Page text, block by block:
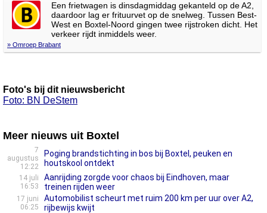
Een frietwagen is dinsdagmiddag gekanteld op de A2,
daardoor lag er frituurvet op de snelweg. Tussen Best-
West en Boxtel-Noord gingen twee rijstroken dicht. Het
verkeer rijdt inmiddels weer.
» Omroep Brabant
Foto's bij dit nieuwsbericht
Foto: BN DeStem
Meer nieuws uit Boxtel
7
augustus
12:22
Poging brandstichting in bos bij Boxtel, peuken en
houtskool ontdekt
14 juli
16:53
Aanrijding zorgde voor chaos bij Eindhoven, maar
treinen rijden weer
17 juni
06:25
Automobilist scheurt met ruim 200 km per uur over A2,
rijbewijs kwijt